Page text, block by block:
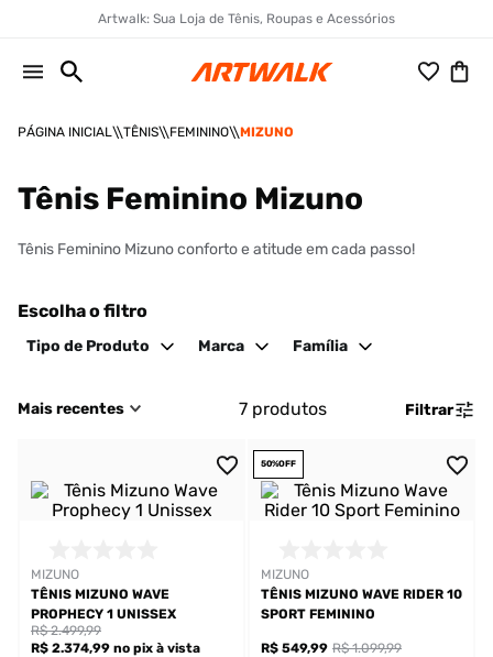
Artwalk: Sua Loja de Tênis, Roupas e Acessórios
TÊNIS FEMININO MIZUNO
Tênis Feminino Mizuno
Tênis Feminino Mizuno conforto e atitude em cada passo!
Escolha o filtro
Tipo de Produto Marca Família
Mais recentes 7 produtos Filtrar
MIZUNO
TÊNIS MIZUNO WAVE
PROPHECY 1 UNISSEX
R$ 2.374,99 no pix à vista
R$ 2.499,99
50%OFF
MIZUNO
TÊNIS MIZUNO WAVE RIDER 10
SPORT FEMININO
R$ 549,99 R$ 1.099,99